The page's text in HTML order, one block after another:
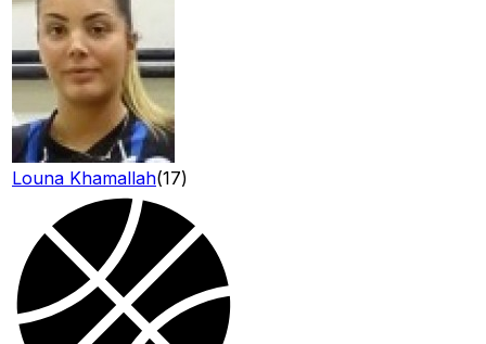
Louna Khamallah(17)